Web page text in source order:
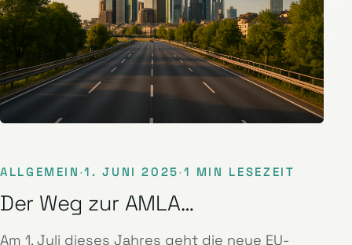
ALLGEMEIN ·1. JUNI 2025·1 MIN LESEZEIT
Der Weg zur AMLA…
Am 1. Juli dieses Jahres geht die neue EU-